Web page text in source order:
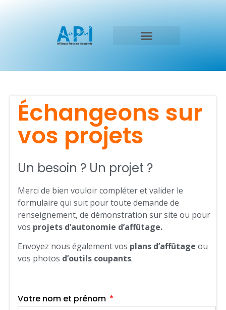
Échangeons sur
vos projets
Un besoin ? Un projet ?
Merci de bien vouloir compléter et valider le
formulaire qui suit pour toute demande de
renseignement, de démonstration sur site ou pour
vos projets d’autonomie d’affûtage.
Envoyez nous également vos plans d’affûtage ou
vos photos d’outils coupants.
Votre nom et prénom